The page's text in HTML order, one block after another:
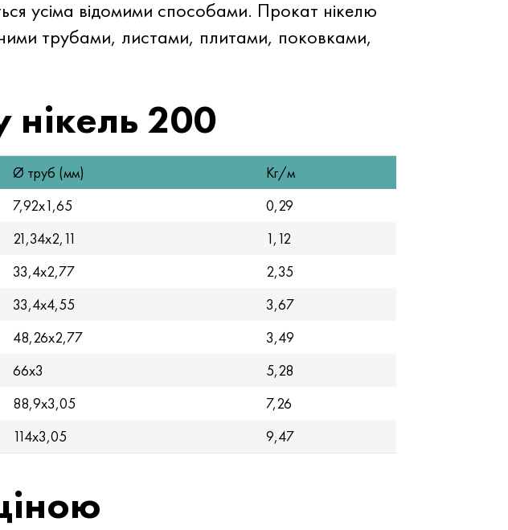
усіма відомими способами. Прокат нікелю
трубами, листами, плитами, поковками,
нікель 200
Ø труб (мм)
Кг/м
7,92x1,65
0,29
21,34x2,11
1,12
33,4x2,77
2,35
33,4x4,55
3,67
48,26x2,77
3,49
66x3
5,28
88,9x3,05
7,26
114x3,05 9,47